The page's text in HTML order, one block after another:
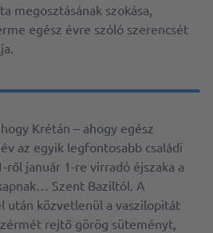
megosztásának szokása,
egész évre szóló szerencsét
Krétán – ahogy egész
az egyik legfontosabb családi
ről január 1-re virradó éjszaka a
Szent Baziltól. A
után közvetlenül a vaszilopitát
rejtő görög süteményt,